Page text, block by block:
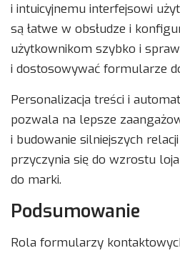
i intuicyjnemu interfejsowi
są łatwe w obsłudze i
użytkownikom szybko i
i dostosowywać formularze
Personalizacja treści i
pozwala na lepsze
i budowanie silniejszych
przyczynia się do wzrostu
do marki.
Podsumowanie
Rola formularzy